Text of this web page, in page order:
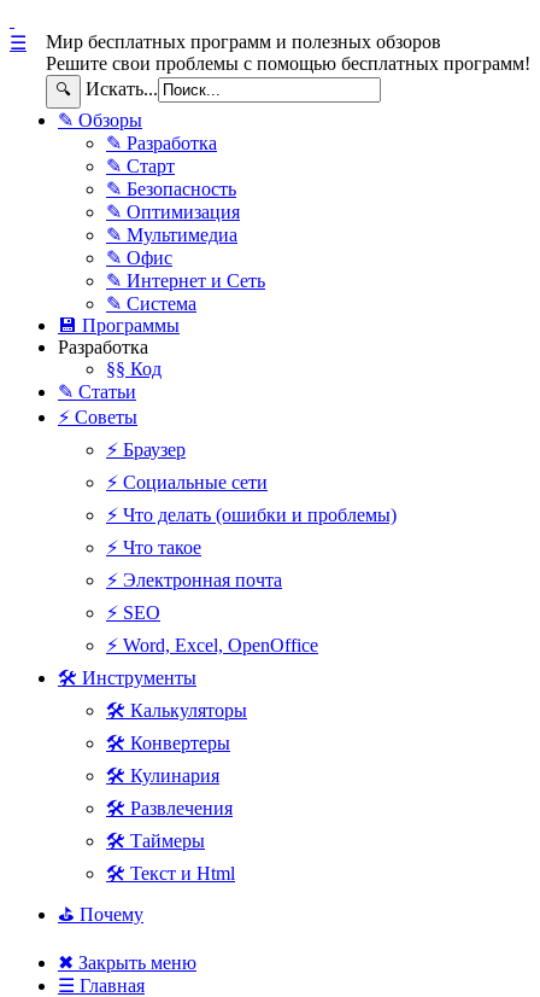
Мир бесплатных программ и полезных обзоров
Решите свои проблемы с помощью бесплатных программ!
🔍 Искать...
☰
✎ Обзоры
✎ Разработка
✎ Старт
✎ Безопасность
✎ Оптимизация
✎ Мультимедиа
✎ Офис
✎ Интернет и Сеть
✎ Система
💾 Программы
Разработка
§§ Код
✎ Статьи
⚡ Советы
⚡ Браузер
⚡ Социальные сети
⚡ Что делать (ошибки и проблемы)
⚡ Что такое
⚡ Электронная почта
⚡ SEO
⚡ Word, Excel, OpenOffice
🛠 Инструменты
🛠 Калькуляторы
🛠 Конвертеры
🛠 Кулинария
🛠 Развлечения
🛠 Таймеры
🛠 Текст и Html
⛳ Почему
✖ Закрыть меню
☰ Главная